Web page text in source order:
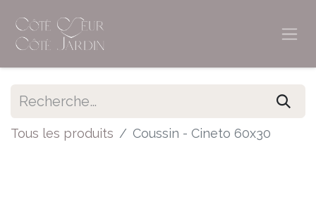
Tous les produits Coussin - Cineto 60x30